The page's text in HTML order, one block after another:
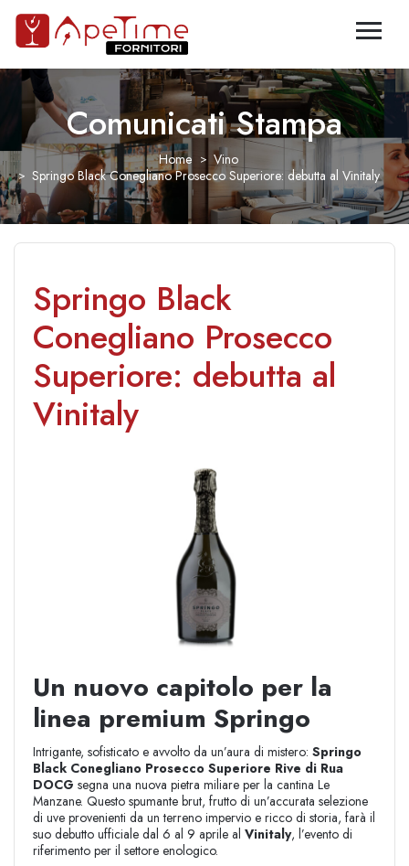
Comunicati Stampa
Home
Vino
Springo Black Conegliano Prosecco Superiore: debutta al Vinitaly
Springo Black
Conegliano Prosecco
Superiore: debutta al
Vinitaly
Un nuovo capitolo per la
linea premium Springo
Intrigante, sofisticato e avvolto da un’aura di mistero: Springo
Black Conegliano Prosecco Superiore Rive di Rua
DOCG segna una nuova pietra miliare per la cantina Le
Manzane. Questo spumante brut, frutto di un’accurata selezione
di uve provenienti da un terreno impervio e ricco di storia, farà il
suo debutto ufficiale dal 6 al 9 aprile al Vinitaly, l’evento di
riferimento per il settore enologico.